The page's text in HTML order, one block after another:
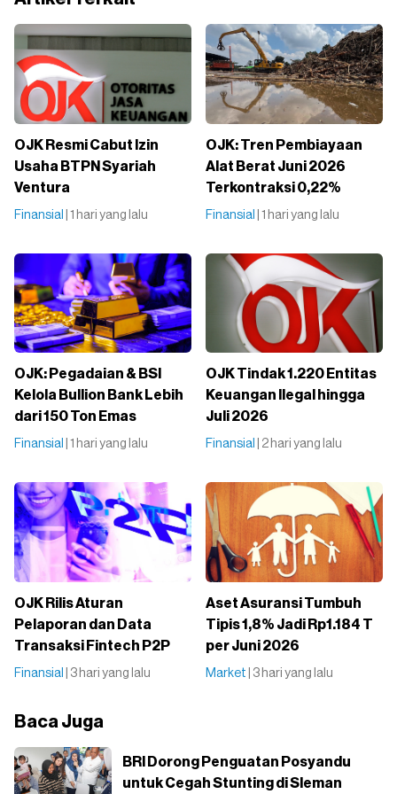
OJK Resmi Cabut Izin
Usaha BTPN Syariah
Ventura
Finansial | 1 hari yang lalu
OJK: Tren Pembiayaan
Alat Berat Juni 2026
Terkontraksi 0,22%
Finansial | 1 hari yang lalu
OJK: Pegadaian & BSI
Kelola Bullion Bank Lebih
dari 150 Ton Emas
Finansial | 1 hari yang lalu
OJK Tindak 1.220 Entitas
Keuangan Ilegal hingga
Juli 2026
Finansial | 2 hari yang lalu
OJK Rilis Aturan
Pelaporan dan Data
Transaksi Fintech P2P
Finansial | 3 hari yang lalu
Aset Asuransi Tumbuh
Tipis 1,8% Jadi Rp1.184 T
per Juni 2026
Market | 3 hari yang lalu
Baca Juga
BRI Dorong Penguatan Posyandu
untuk Cegah Stunting di Sleman